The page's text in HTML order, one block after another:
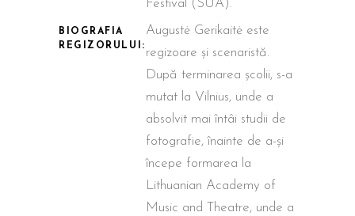
Festival (SUA).
BIOGRAFIA
REGIZORULUI:
Augustė Gerikaitė este
regizoare și scenaristă.
După terminarea școlii, s-a
mutat la Vilnius, unde a
absolvit mai întâi studii de
fotografie, înainte de a-și
începe formarea la
Lithuanian Academy of
Music and Theatre, unde a